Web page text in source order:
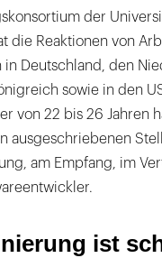
der
die Reaktionen von
in Deutschland, den
sowie in den
von 22 bis 26 Jahren
ausgeschriebenen
am Empfang, im
ist